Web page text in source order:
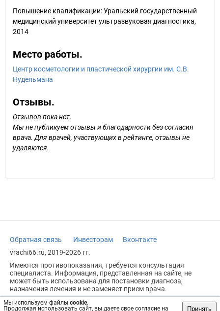
Мы используем файлы cookie.
Продолжая использовать сайт, вы даете свое согласие на
Принять
Повышение квалификации: Уральский государственный
медицинский университет ультразвуковая диагностика,
2014
Место работы.
Центр косметологии и пластической хирургии им. С.В.
Нудельмана
Отзывы.
Отзывов пока нет.
Мы не публикуем отзывы и благодарности без согласия
врача. Для врачей, участвующих в рейтинге, отзывы не
удаляются.
Обратная связь Инвесторам
Вконтакте
vrachi66.ru, 2019-2026 гг.
Имеются противопоказания, требуется консультация
специалиста. Информация, представленная на сайте, не
может быть использована для постановки диагноза,
назначения лечения и не заменяет прием врача.
Возрастное ограничение: 18+